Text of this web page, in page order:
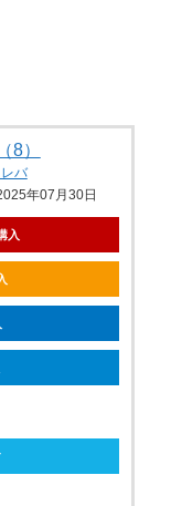
8）
バ
年07月30日
入